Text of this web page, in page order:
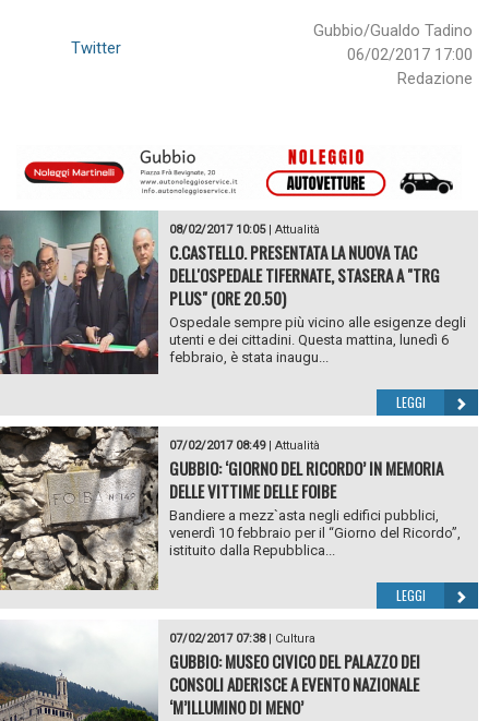
Gubbio/Gualdo Tadino
06/02/2017 17:00
Redazione
Twitter
08/02/2017 10:05| Attualità
C.CASTELLO. PRESENTATA LA NUOVA TAC
DELL'OSPEDALE TIFERNATE, STASERA A "TRG
PLUS" (ORE 20.50)
Ospedale sempre più vicino alle esigenze degli
utenti e dei cittadini. Questa mattina, lunedì 6
febbraio, è stata inaugu...
LEGGI
07/02/2017 08:49| Attualità
GUBBIO: ‘GIORNO DEL RICORDO’ IN MEMORIA
DELLE VITTIME DELLE FOIBE
Bandiere a mezz`asta negli edifici pubblici,
venerdì 10 febbraio per il “Giorno del Ricordo”,
istituito dalla Repubblica...
LEGGI
07/02/2017 07:38| Cultura
GUBBIO: MUSEO CIVICO DEL PALAZZO DEI
CONSOLI ADERISCE A EVENTO NAZIONALE
‘M’ILLUMINO DI MENO’